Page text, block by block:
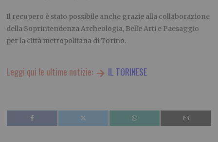
Il recupero è stato possibile anche grazie alla collaborazione
della Soprintendenza Archeologia, Belle Arti e Paesaggio
per la città metropolitana di Torino.
Leggi qui le ultime notizie: IL TORINESE